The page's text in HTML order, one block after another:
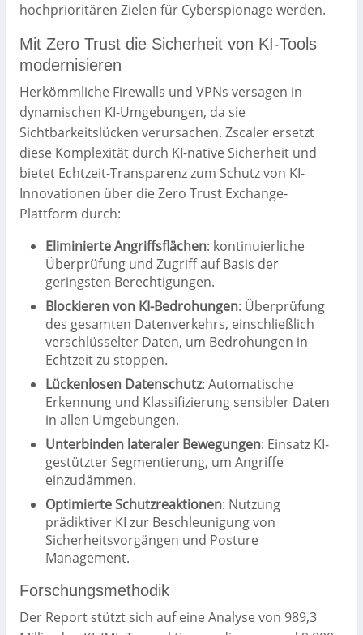
hochprioritären Zielen für Cyberspionage werden.
Mit Zero Trust die Sicherheit von KI-Tools
modernisieren
Herkömmliche Firewalls und VPNs versagen in
dynamischen KI-Umgebungen, da sie
Sichtbarkeitslücken verursachen. Zscaler ersetzt
diese Komplexität durch KI-native Sicherheit und
bietet Echtzeit-Transparenz zum Schutz von KI-
Innovationen über die Zero Trust Exchange-
Plattform durch:
Eliminierte Angriffsflächen: kontinuierliche
Überprüfung und Zugriff auf Basis der
geringsten Berechtigungen.
Blockieren von KI-Bedrohungen: Überprüfung
des gesamten Datenverkehrs, einschließlich
verschlüsselter Daten, um Bedrohungen in
Echtzeit zu stoppen.
Lückenlosen Datenschutz: Automatische
Erkennung und Klassifizierung sensibler Daten
in allen Umgebungen.
Unterbinden lateraler Bewegungen: Einsatz KI-
gestützter Segmentierung, um Angriffe
einzudämmen.
Optimierte Schutzreaktionen: Nutzung
prädiktiver KI zur Beschleunigung von
Sicherheitsvorgängen und Posture
Management.
Forschungsmethodik
Der Report stützt sich auf eine Analyse von 989,3